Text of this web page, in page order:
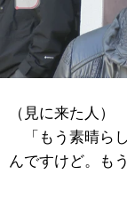
（見に来た人）
「もう素晴ら
んですけど。も